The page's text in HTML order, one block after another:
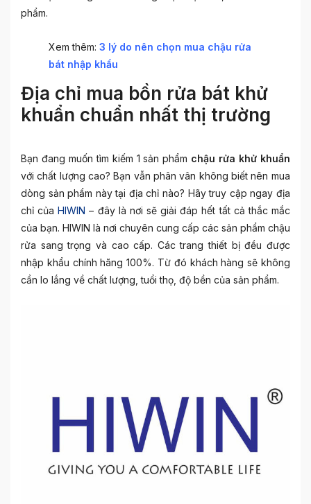
phẩm.
Xem thêm: 3 lý do nên chọn mua chậu rửa
bát nhập khẩu
Địa chỉ mua bồn rửa bát khử
khuẩn chuẩn nhất thị trường
Bạn đang muốn tìm kiếm 1 sản phẩm chậu rửa khử khuẩn
với chất lượng cao? Bạn vẫn phân vân không biết nên mua
dòng sản phẩm này tại địa chỉ nào? Hãy truy cập ngay địa
chỉ củaHIWIN – đây là nơi sẽ giải đáp hết tất cả thắc mắc
của bạn. HIWIN là nơi chuyên cung cấp các sản phẩm chậu
rửa sang trọng và cao cấp. Các trang thiết bị đều được
nhập khẩu chính hãng 100%. Từ đó khách hàng sẽ không
cần lo lắng về chất lượng, tuổi thọ, độ bền của sản phẩm.